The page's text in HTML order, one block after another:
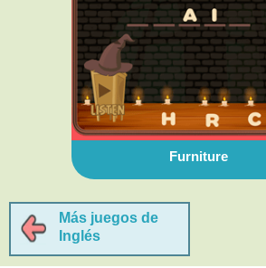
Furniture
Más juegos de
Inglés